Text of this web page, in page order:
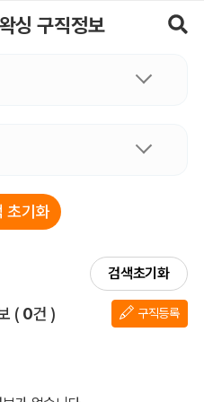
싱 구직정보
초기화
검색초기화
전체 목록
( 0건 ) 구직등록